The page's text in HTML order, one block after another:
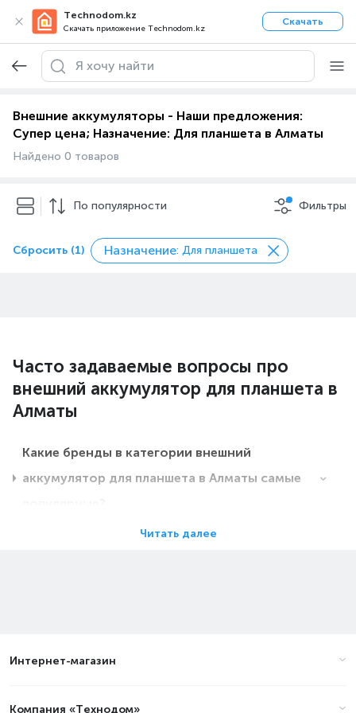
Technodom.kz
Скачать приложение Technodom.kz
Скачать
Внешние аккумуляторы - Наши предложения:
Супер цена; Назначение: Для планшета в Алматы
Найдено 0 товаров
По популярности Фильтры
Сбросить (1) Назначение: Для планшета
Часто задаваемые вопросы про
внешний аккумулятор для планшета в
Алматы
Какие бренды в категории внешний
аккумулятор для планшета в Алматы самые
Читать далее
Интернет-магазин
Компания «Технодом»